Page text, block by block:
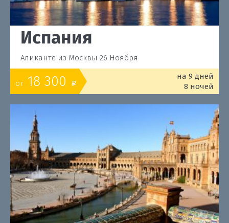
Испания
Аликанте из Москвы 26 Ноября
от 18 300 o
на 9 дней
8 ночей